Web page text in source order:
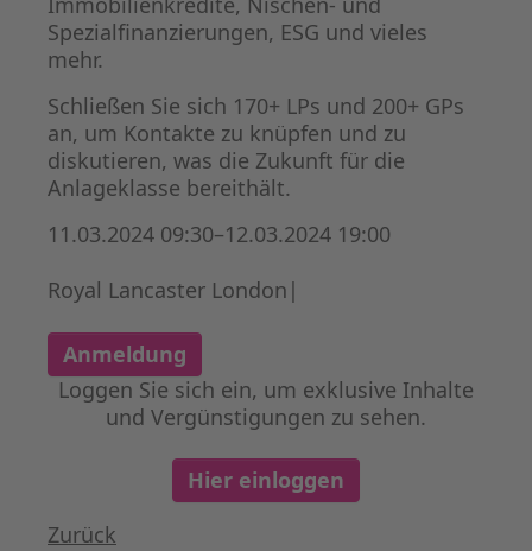
Spezialfinanzierungen, ESG und vieles
mehr.
Schließen Sie sich 170+ LPs und 200+ GPs
an, um Kontakte zu knüpfen und zu
diskutieren, was die Zukunft für die
Anlageklasse bereithält.
11.03.2024 09:30–12.03.2024 19:00
Royal Lancaster London|
Anmeldung
Loggen Sie sich ein, um exklusive Inhalte
und Vergünstigungen zu sehen.
Hier einloggen
Zurück